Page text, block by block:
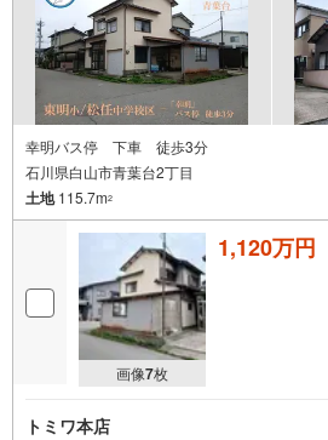
幸明バス停 下車 徒歩3分
石川県白山市青葉台2丁目
土地115.7m2
画像7枚
1,120万円
トミワ本店